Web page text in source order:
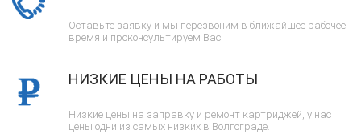
Оставьте заявку и мы перезвоним в ближайшее рабочее
время и проконсультируем Вас.
НИЗКИЕ ЦЕНЫ НА РАБОТЫ
Низкие цены на заправку и ремонт картриджей, у нас
цены одни из самых низких в Волгограде.